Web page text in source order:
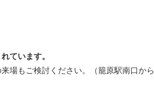
ています。
場もご検討ください。（籠原駅南口から